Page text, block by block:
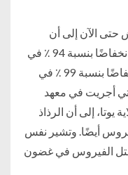
حتى الآن إلى أن
المرضى الذين تعرضوا للعلاج أظهروا انخفاضًا بنسبة 94 ٪ في
تكاثر الفيروس في أول 24 ساعة وانخفاضًا بنسبة 99 ٪ في
التي أجريت في معهد
يوتا، إلى أن الرذاذ
أيضًا. وتشير نفس
الفيروس في غضون